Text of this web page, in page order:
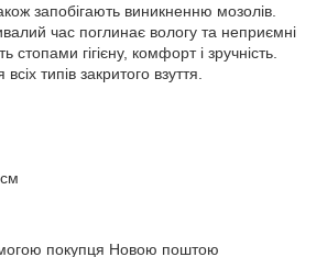
запобігають виникненню мозолів.
час поглинає вологу та неприємні
стопами гігієну, комфорт і зручність.
типів закритого взуття.
покупця Новою поштою